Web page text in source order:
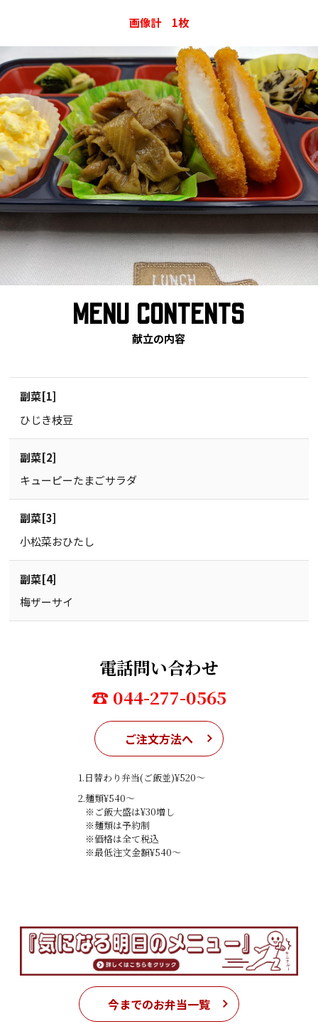
画像計 1枚
MENU CONTENTS
献立の内容
副菜[1]
ひじき枝豆
副菜[2]
キューピーたまごサラダ
副菜[3]
小松菜おひたし
副菜[4]
梅ザーサイ
電話問い合わせ
☎ 044-277-0565
ご注文方法へ
1.日替わり弁当(ご飯並)¥520〜
2.麺類¥540〜
※ご飯大盛は¥30増し
※麺類は予約制
※価格は全て税込
※最低注文金額¥540〜
今までのお弁当一覧